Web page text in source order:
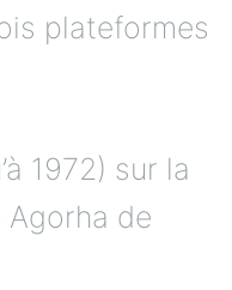
plateformes
1972) sur la
de